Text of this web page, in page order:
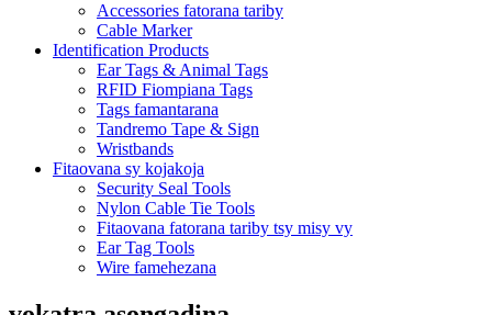
Accessories fatorana tariby
Cable Marker
Identification Products
Ear Tags & Animal Tags
RFID Fiompiana Tags
Tags famantarana
Tandremo Tape & Sign
Wristbands
Fitaovana sy kojakoja
Security Seal Tools
Nylon Cable Tie Tools
Fitaovana fatorana tariby tsy misy vy
Ear Tag Tools
Wire famehezana